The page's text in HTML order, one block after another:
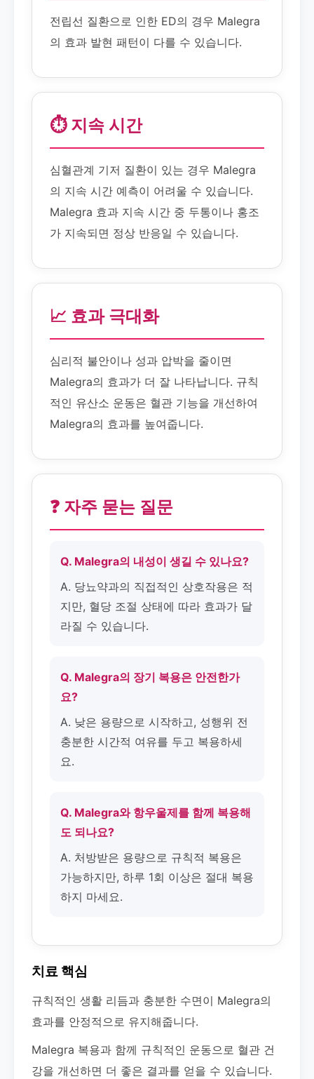
전립선 질환으로 인한 ED의 경우 Malegra
의 효과 발현 패턴이 다를 수 있습니다.
⏱️ 지속 시간
심혈관계 기저 질환이 있는 경우 Malegra
의 지속 시간 예측이 어려울 수 있습니다.
Malegra 효과 지속 시간 중 두통이나 홍조
가 지속되면 정상 반응일 수 있습니다.
📈 효과 극대화
심리적 불안이나 성과 압박을 줄이면
Malegra의 효과가 더 잘 나타납니다. 규칙
적인 유산소 운동은 혈관 기능을 개선하여
Malegra의 효과를 높여줍니다.
❓ 자주 묻는 질문
Q. Malegra의 내성이 생길 수 있나요?
A. 당뇨약과의 직접적인 상호작용은 적
지만, 혈당 조절 상태에 따라 효과가 달
라질 수 있습니다.
Q. Malegra의 장기 복용은 안전한가
요?
A. 낮은 용량으로 시작하고, 성행위 전
충분한 시간적 여유를 두고 복용하세
요.
Q. Malegra와 항우울제를 함께 복용해
도 되나요?
A. 처방받은 용량으로 규칙적 복용은
가능하지만, 하루 1회 이상은 절대 복용
하지 마세요.
치료 핵심
규칙적인 생활 리듬과 충분한 수면이 Malegra의
효과를 안정적으로 유지해줍니다.
Malegra 복용과 함께 규칙적인 운동으로 혈관 건
강을 개선하면 더 좋은 결과를 얻을 수 있습니다.